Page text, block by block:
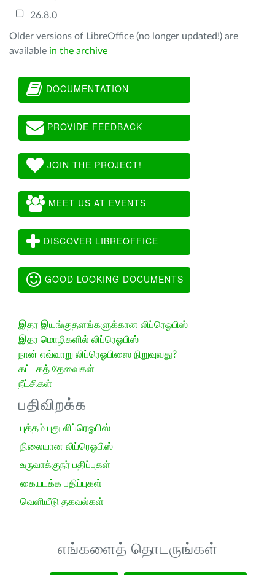
26.8.0
Older versions of LibreOffice (no longer updated!) are
available in the archive
DOCUMENTATION
PROVIDE FEEDBACK
JOIN THE PROJECT!
MEET US AT EVENTS
DISCOVER LIBREOFFICE
GOOD LOOKING DOCUMENTS
இதர இயங்குதளங்களுக்கான லிப்ரெஓபிஸ்
இதர மொழிகளில் லிப்ரெஓபிஸ்
நான் எவ்வாறு லிப்ரெஓபிஸை நிறுவுவது?
கட்டகத் தேவைகள்
நீட்சிகள்
பதிவிறக்க
புத்தம் புது லிப்ரெஓபிஸ்
நிலையான லிப்ரெஓபிஸ்
உருவாக்குநர் பதிப்புகள்
கையடக்க பதிப்புகள்
வெளியீடு தகவல்கள்
எங்களைத் தொடருங்கள்